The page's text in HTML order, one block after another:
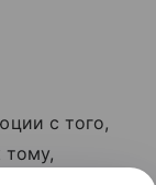
с того,
тому,